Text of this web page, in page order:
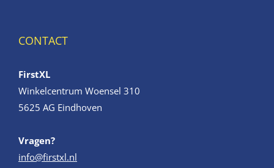
CONTACT
FirstXL
Winkelcentrum Woensel 310
5625 AG Eindhoven
Vragen?
info@firstxl.nl